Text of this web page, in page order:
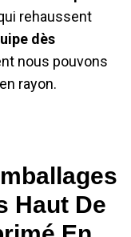
rehaussent
dès
nous pouvons
rayon.
Haut De